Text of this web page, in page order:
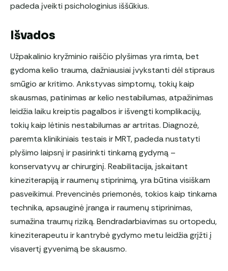
padeda įveikti psichologinius iššūkius.
Išvados
Užpakalinio kryžminio raiščio plyšimas yra rimta, bet
gydoma kelio trauma, dažniausiai įvykstanti dėl stipraus
smūgio ar kritimo. Ankstyvas simptomų, tokių kaip
skausmas, patinimas ar kelio nestabilumas, atpažinimas
leidžia laiku kreiptis pagalbos ir išvengti komplikacijų,
tokių kaip lėtinis nestabilumas ar artritas. Diagnozė,
paremta klinikiniais testais ir MRT, padeda nustatyti
plyšimo laipsnį ir pasirinkti tinkamą gydymą –
konservatyvų ar chirurginį. Reabilitacija, įskaitant
kineziterapiją ir raumenų stiprinimą, yra būtina visiškam
pasveikimui. Prevencinės priemonės, tokios kaip tinkama
technika, apsauginė įranga ir raumenų stiprinimas,
sumažina traumų riziką. Bendradarbiavimas su ortopedu,
kineziterapeutu ir kantrybė gydymo metu leidžia grįžti į
visavertį gyvenimą be skausmo.